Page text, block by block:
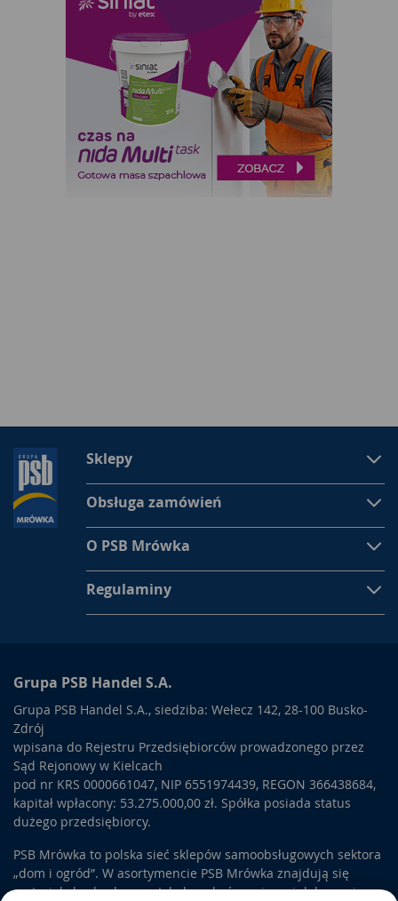
Sklepy
Obsługa zamówień
O PSB Mrówka
Regulaminy
Grupa PSB Handel S.A.
Grupa PSB Handel S.A., siedziba: Wełecz 142, 28-100 Busko-
Zdrój
wpisana do Rejestru Przedsiębiorców prowadzonego przez
Sąd Rejonowy w Kielcach
pod nr KRS 0000661047, NIP 6551974439, REGON 366438684,
kapitał wpłacony: 53.275.000,00 zł. Spółka posiada status
dużego przedsiębiorcy.
PSB Mrówka to polska sieć sklepów samoobsługowych sektora
„dom i ogród”. W asortymencie PSB Mrówka znajdują się
materiały budowlane, artykuły wykończeniowe i dekoracyjne,